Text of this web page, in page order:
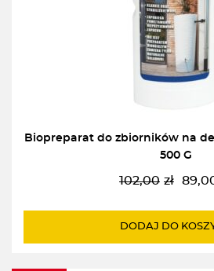
Biopreparat do zbiorników na
500 G
102,00 zł
DODAJ DO